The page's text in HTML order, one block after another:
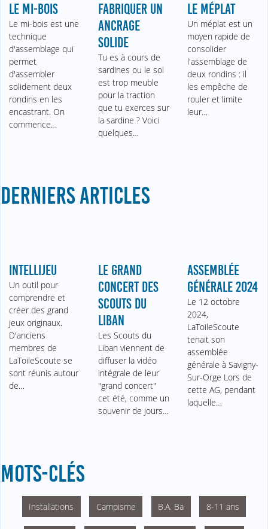
LE MI-BOIS
Le mi-bois est une
technique
d'assemblage qui
permet
d'assembler
solidement deux
rondins en les
encastrant. On
commence…
FABRIQUER UN
ANCRAGE
SOLIDE
Tu es à cours de
sardines ou le sol
est trop meuble
pour la traction
que tu exerces sur
la sardine ? Voici
quelques…
LE MÉPLAT
Un méplat est un
moyen rapide de
consolider
l'assemblage de
deux rondins : il
les empêche de
rouler et limite
leur…
DERNIERS ARTICLES
INTELLIJEU
Un outil pour
comprendre et
créer des grand
jeux originaux.
D'anciens
membres de
LaToileScoute se
sont réunis autour
de…
LE GRAND
CONCERT DES
SCOUTS DU
LIBAN
Les Scouts du
Liban viennent de
diffuser la vidéo
intégrale de leur
"grand concert"
cet été, comme un
souvenir de jours…
ASSEMBLÉE
GÉNÉRALE 2024
Le 12 octobre
2024,
LaToileScoute
tenait son
assemblée
générale à Savigny-
Sur-Orge Lors de
cette AG, pendant
laquelle…
MOTS-CLÉS
Installations Campisme B.A. Ba 8-11 ans